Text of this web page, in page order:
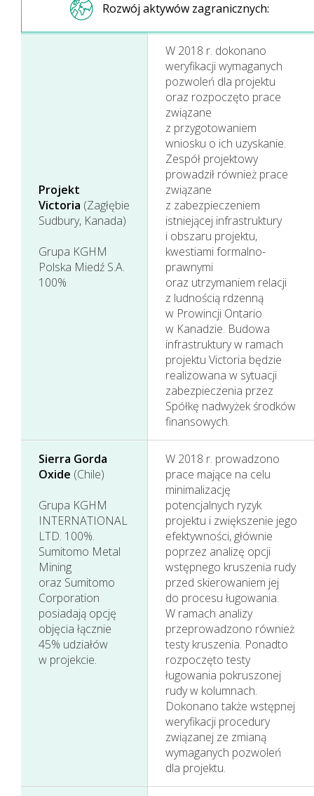
Rozwój aktywów zagranicznych:
Projekt
Victoria (Zagłębie
Sudbury, Kanada)
Grupa KGHM
Polska Miedź S.A.
100%
W 2018 r. dokonano
weryfikacji wymaganych
pozwoleń dla projektu
oraz rozpoczęto prace
związane
z przygotowaniem
wniosku o ich uzyskanie.
Zespół projektowy
prowadził również prace
związane
z zabezpieczeniem
istniejącej infrastruktury
i obszaru projektu,
kwestiami formalno-
prawnymi
oraz utrzymaniem relacji
z ludnością rdzenną
w Prowincji Ontario
w Kanadzie. Budowa
infrastruktury w ramach
projektu Victoria będzie
realizowana w sytuacji
zabezpieczenia przez
Spółkę nadwyżek środków
finansowych.
Sierra Gorda
Oxide (Chile)
Grupa KGHM
INTERNATIONAL
LTD. 100%.
Sumitomo Metal
Mining
oraz Sumitomo
Corporation
posiadają opcję
objęcia łącznie
45% udziałów
w projekcie.
W 2018 r. prowadzono
prace mające na celu
minimalizację
potencjalnych ryzyk
projektu i zwiększenie jego
efektywności, głównie
poprzez analizę opcji
wstępnego kruszenia rudy
przed skierowaniem jej
do procesu ługowania.
W ramach analizy
przeprowadzono również
testy kruszenia. Ponadto
rozpoczęto testy
ługowania pokruszonej
rudy w kolumnach.
Dokonano także wstępnej
weryfikacji procedury
związanej ze zmianą
wymaganych pozwoleń
dla projektu.